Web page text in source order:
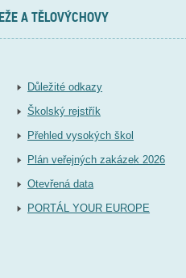
A TĚLOVÝCHOVY
Důležité odkazy
Školský rejstřík
Přehled vysokých škol
Plán veřejných zakázek 2026
Otevřená data
PORTÁL YOUR EUROPE